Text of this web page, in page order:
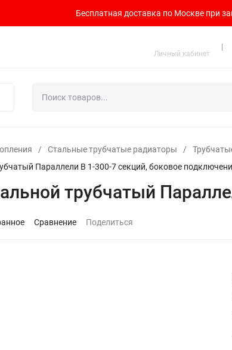
Бесплатная доставка по Москве при
Личный кабинет
/ Стальные трубчатые радиаторы /
Параллели В 1-300-7 секций, боковое
трубчатый
Сравнение Поделиться